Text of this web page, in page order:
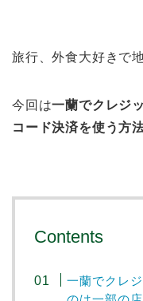
旅行、外食大好きで
今回は一蘭でクレジ
コード決済を使う方
Contents
一蘭でクレ